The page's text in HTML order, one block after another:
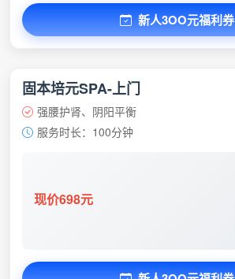
新人3OO元福利券
固本培元SPA-上门
强腰护肾、阴阳平衡
服务时长：100分钟
现价698元